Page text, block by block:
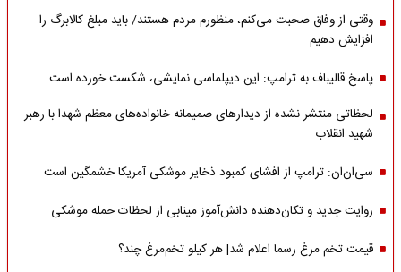
وقتی از وفاق صحبت می‌کنم، منظورم مردم هستند/ باید مبلغ کالابرگ را
افزایش دهیم
پاسخ قالیباف به ترامپ: این دیپلماسی نمایشی، شکست خورده است
لحظاتی منتشر نشده از دیدارهای صمیمانه خانواده‌های معظم شهدا با رهبر
شهید انقلاب
سی‌ان‌ان: ترامپ از افشای کمبود ذخایر موشکی آمریکا خشمگین است
روایت جدید و تکان‌دهنده دانش‌آموز مینابی از لحظات حمله موشکی
قیمت تخم مرغ رسما اعلام شد| هر کیلو تخم‌مرغ چند؟